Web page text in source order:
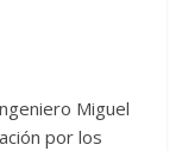
Miguel
por los